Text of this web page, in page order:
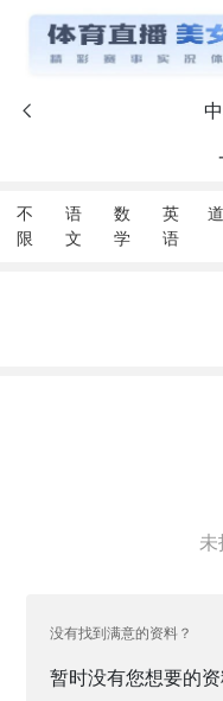

不
限
语
文
数
学
英
语
没有找到满意的资料？
暂时没有您想要的